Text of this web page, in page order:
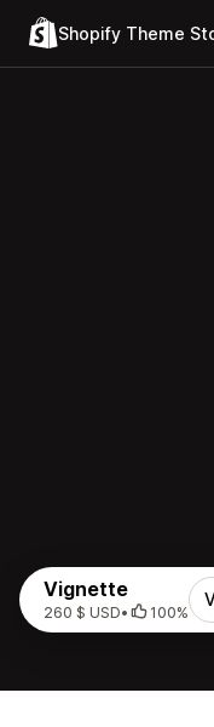
Shopify Theme
Vignette
260 $ USD• 100%